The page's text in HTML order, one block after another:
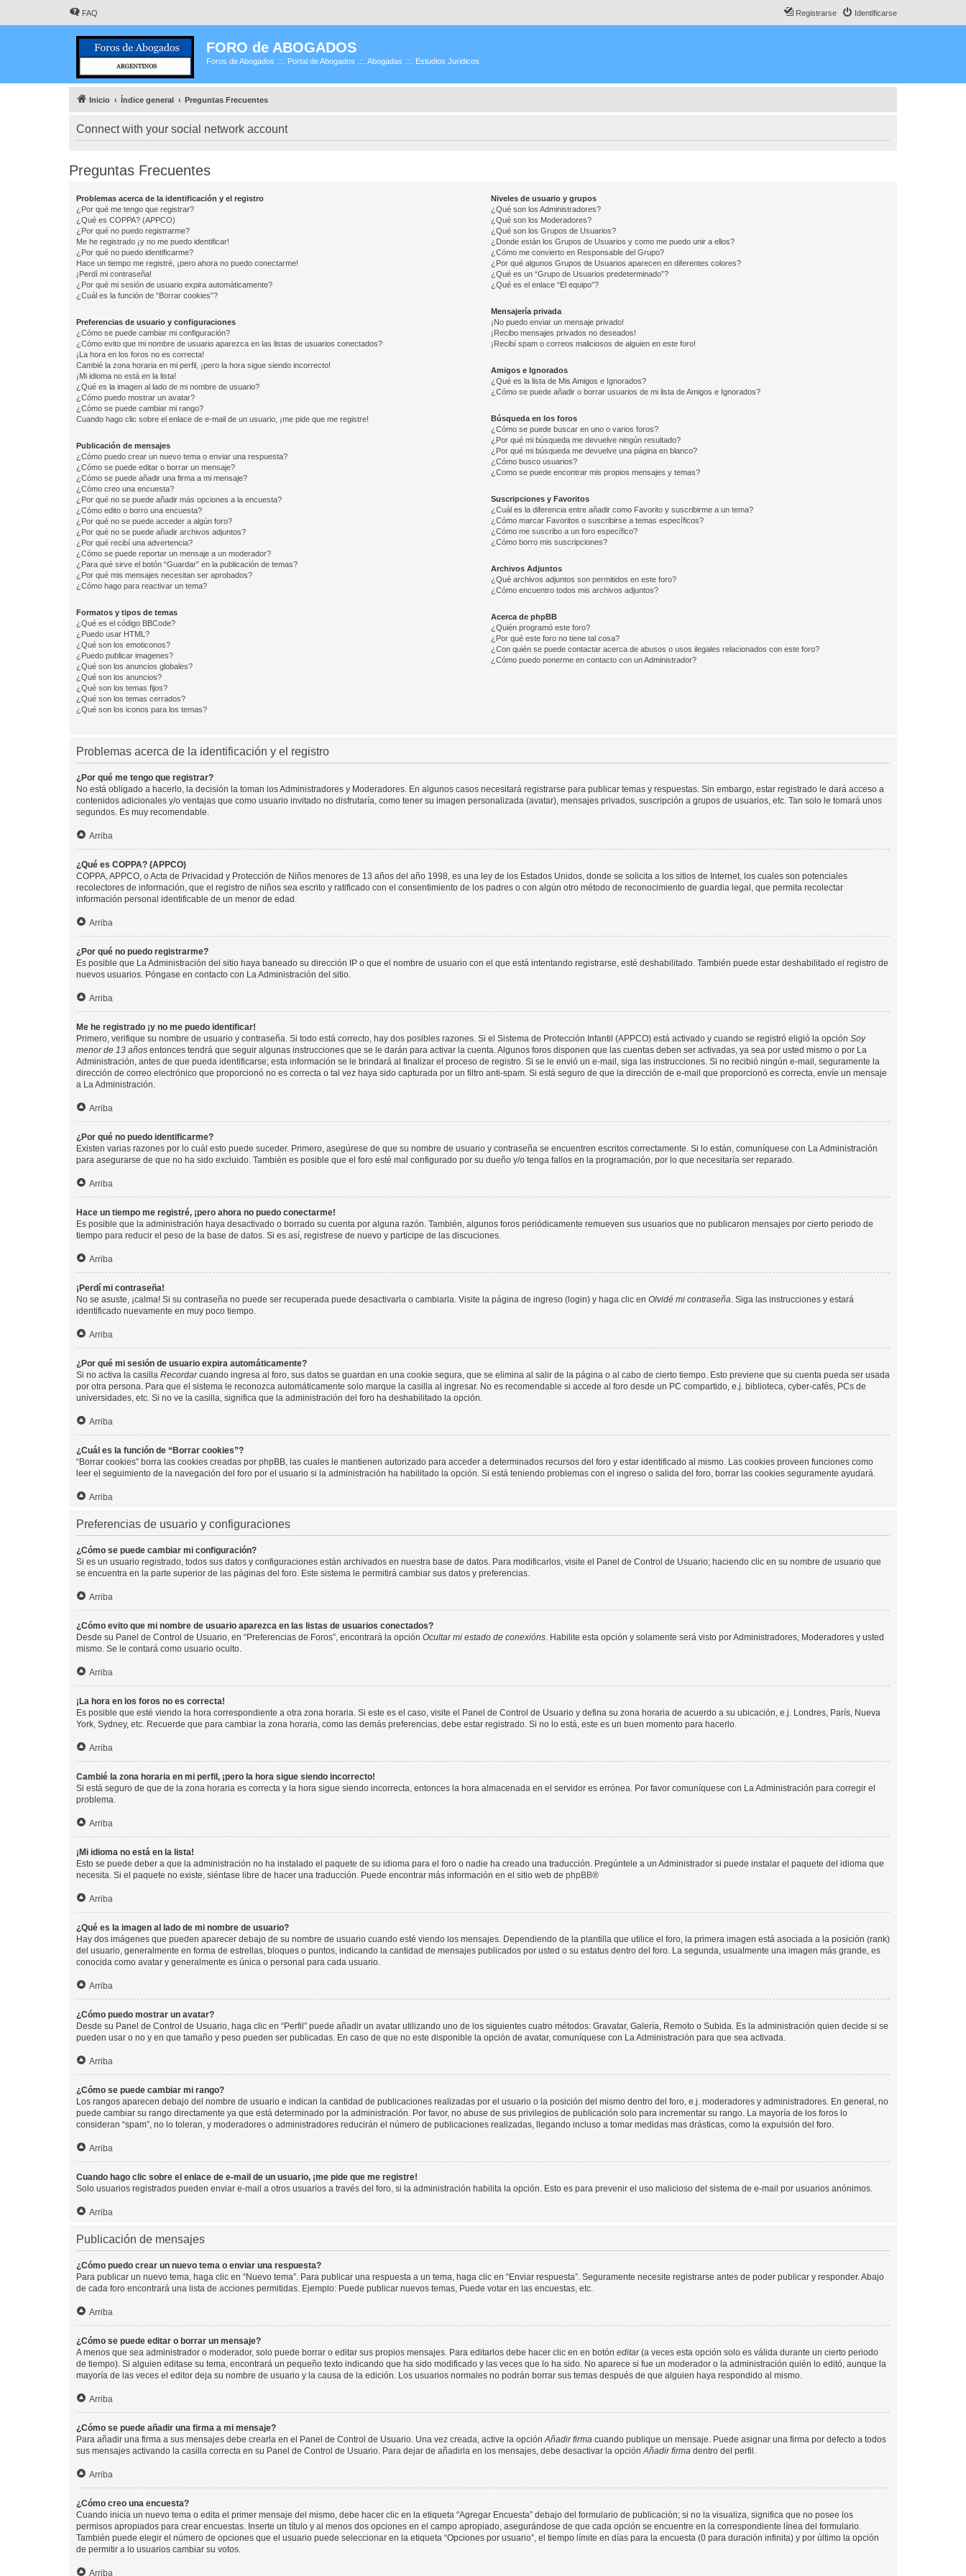
FAQ Identificarse
Registrarse
FORO de ABOGADOS
Foros de Abogados .::. Portal de Abogados .::. Abogadas .::. Estudios Juridicos
Inicio Índice general Preguntas Frecuentes
Connect with your social network account
Preguntas Frecuentes
Problemas acerca de la identificación y el registro
¿Por qué me tengo que registrar?
¿Qué es COPPA? (APPCO)
¿Por qué no puedo registrarme?
Me he registrado ¡y no me puedo identificar!
¿Por qué no puedo identificarme?
Hace un tiempo me registré, ¡pero ahora no puedo conectarme!
¡Perdí mi contraseña!
¿Por qué mi sesión de usuario expira automáticamente?
¿Cuál es la función de “Borrar cookies”?
Preferencias de usuario y configuraciones
¿Cómo se puede cambiar mi configuración?
¿Cómo evito que mi nombre de usuario aparezca en las listas de usuarios conectados?
¡La hora en los foros no es correcta!
Cambié la zona horaria en mi perfil, ¡pero la hora sigue siendo incorrecto!
¡Mi idioma no está en la lista!
¿Qué es la imagen al lado de mi nombre de usuario?
¿Cómo puedo mostrar un avatar?
¿Cómo se puede cambiar mi rango?
Cuando hago clic sobre el enlace de e-mail de un usuario, ¡me pide que me registre!
Publicación de mensajes
¿Cómo puedo crear un nuevo tema o enviar una respuesta?
¿Cómo se puede editar o borrar un mensaje?
¿Cómo se puede añadir una firma a mi mensaje?
¿Cómo creo una encuesta?
¿Por qué no se puede añadir más opciones a la encuesta?
¿Cómo edito o borro una encuesta?
¿Por qué no se puede acceder a algún foro?
¿Por qué no se puede añadir archivos adjuntos?
¿Por qué recibí una advertencia?
¿Cómo se puede reportar un mensaje a un moderador?
¿Para qué sirve el botón “Guardar” en la publicación de temas?
¿Por qué mis mensajes necesitan ser aprobados?
¿Cómo hago para reactivar un tema?
Formatos y tipos de temas
¿Qué es el código BBCode?
¿Puedo usar HTML?
¿Qué son los emoticonos?
¿Puedo publicar imagenes?
¿Qué son los anuncios globales?
¿Qué son los anuncios?
¿Qué son los temas fijos?
¿Qué son los temas cerrados?
¿Qué son los iconos para los temas?
Niveles de usuario y grupos
¿Qué son los Administradores?
¿Qué son los Moderadores?
¿Qué son los Grupos de Usuarios?
¿Donde están los Grupos de Usuarios y como me puedo unir a ellos?
¿Cómo me convierto en Responsable del Grupo?
¿Por qué algunos Grupos de Usuarios aparecen en diferentes colores?
¿Qué es un “Grupo de Usuarios predeterminado”?
¿Qué es el enlace “El equipo”?
Mensajería privada
¡No puedo enviar un mensaje privado!
¡Recibo mensajes privados no deseados!
¡Recibí spam o correos maliciosos de alguien en este foro!
Amigos e Ignorados
¿Qué es la lista de Mis Amigos e Ignorados?
¿Cómo se puede añadir o borrar usuarios de mi lista de Amigos e Ignorados?
Búsqueda en los foros
¿Cómo se puede buscar en uno o varios foros?
¿Por qué mi búsqueda me devuelve ningún resultado?
¿Por qué mi búsqueda me devuelve una página en blanco?
¿Cómo busco usuarios?
¿Como se puede encontrar mis propios mensajes y temas?
Suscripciones y Favoritos
¿Cuál es la diferencia entre añadir como Favorito y suscribirme a un tema?
¿Cómo marcar Favoritos o suscribirse a temas específicos?
¿Cómo me suscribo a un foro específico?
¿Cómo borro mis suscripciones?
Archivos Adjuntos
¿Qué archivos adjuntos son permitidos en este foro?
¿Cómo encuentro todos mis archivos adjuntos?
Acerca de phpBB
¿Quién programó este foro?
¿Por qué este foro no tiene tal cosa?
¿Con quién se puede contactar acerca de abusos o usos ilegales relacionados con este foro?
¿Cómo puedo ponerme en contacto con un Administrador?
Problemas acerca de la identificación y el registro
¿Por qué me tengo que registrar?
No está obligado a hacerlo, la decisión la toman los Administradores y Moderadores. En algunos casos necesitará registrarse para publicar temas y respuestas. Sin embargo, estar registrado le dará acceso a
contenidos adicionales y/o ventajas que como usuario invitado no disfrutaría, como tener su imagen personalizada (avatar), mensajes privados, suscripción a grupos de usuarios, etc. Tan solo le tomará unos
segundos. Es muy recomendable.
Arriba
¿Qué es COPPA? (APPCO)
COPPA, APPCO, o Acta de Privacidad y Protección de Niños menores de 13 años del año 1998, es una ley de los Estados Unidos, donde se solicita a los sitios de Internet, los cuales son potenciales
recolectores de información, que el registro de niños sea escrito y ratificado con el consentimiento de los padres o con algún otro método de reconocimiento de guardia legal, que permita recolectar
información personal identificable de un menor de edad.
Arriba
¿Por qué no puedo registrarme?
Es posible que La Administración del sitio haya baneado su dirección IP o que el nombre de usuario con el que está intentando registrarse, esté deshabilitado. También puede estar deshabilitado el registro de
nuevos usuarios. Póngase en contacto con La Administración del sitio.
Arriba
Me he registrado ¡y no me puedo identificar!
Primero, verifique su nombre de usuario y contraseña. Si todo está correcto, hay dos posibles razones. Si el Sistema de Protección Infantil (APPCO) está activado y cuando se registró eligió la opción Soy
menor de 13 años entonces tendrá que seguir algunas instrucciones que se le darán para activar la cuenta. Algunos foros disponen que las cuentas deben ser activadas, ya sea por usted mismo o por La
Administración, antes de que pueda identificarse; esta información se le brindará al finalizar el proceso de registro. Si se le envió un e-mail, siga las instrucciones. Si no recibió ningún e-mail, seguramente la
dirección de correo electrónico que proporcionó no es correcta o tal vez haya sido capturada por un filtro anti-spam. Si está seguro de que la dirección de e-mail que proporcionó es correcta, envíe un mensaje
a La Administración.
Arriba
¿Por qué no puedo identificarme?
Existen varias razones por lo cuál esto puede suceder. Primero, asegúrese de que su nombre de usuario y contraseña se encuentren escritos correctamente. Si lo están, comuníquese con La Administración
para asegurarse de que no ha sido excluido. También es posible que el foro esté mal configurado por su dueño y/o tenga fallos en la programación, por lo que necesitaría ser reparado.
Arriba
Hace un tiempo me registré, ¡pero ahora no puedo conectarme!
Es posible que la administración haya desactivado o borrado su cuenta por alguna razón. También, algunos foros periódicamente remueven sus usuarios que no publicaron mensajes por cierto periodo de
tiempo para reducir el peso de la base de datos. Si es así, registrese de nuevo y participe de las discuciones.
Arriba
¡Perdí mi contraseña!
No se asuste, ¡calma! Si su contraseña no puede ser recuperada puede desactivarla o cambiarla. Visite la página de ingreso (login) y haga clic en Olvidé mi contraseña. Siga las instrucciones y estará
identificado nuevamente en muy poco tiempo.
Arriba
¿Por qué mi sesión de usuario expira automáticamente?
Si no activa la casilla Recordarcuando ingresa al foro, sus datos se guardan en una cookie segura, que se elimina al salir de la página o al cabo de cierto tiempo. Esto previene que su cuenta pueda ser usada
por otra persona. Para que el sistema le reconozca automáticamente solo marque la casilla al ingresar. No es recomendable si accede al foro desde un PC compartido, e.j. biblioteca, cyber-cafés, PCs de
universidades, etc. Si no ve la casilla, significa que la administración del foro ha deshabilitado la opción.
Arriba
¿Cuál es la función de “Borrar cookies”?
“Borrar cookies” borra las cookies creadas por phpBB, las cuales le mantienen autorizado para acceder a determinados recursos del foro y estar identificado al mismo. Las cookies proveen funciones como
leer el seguimiento de la navegación del foro por el usuario si la administración ha habilitado la opción. Si está teniendo problemas con el ingreso o salida del foro, borrar las cookies seguramente ayudará.
Arriba
Preferencias de usuario y configuraciones
¿Cómo se puede cambiar mi configuración?
Si es un usuario registrado, todos sus datos y configuraciones están archivados en nuestra base de datos. Para modificarlos, visite el Panel de Control de Usuario; haciendo clic en su nombre de usuario que
se encuentra en la parte superior de las páginas del foro. Este sistema le permitirá cambiar sus datos y preferencias.
Arriba
¿Cómo evito que mi nombre de usuario aparezca en las listas de usuarios conectados?
Desde su Panel de Control de Usuario, en “Preferencias de Foros”, encontrará la opción Ocultar mi estado de conexións. Habilite esta opción y solamente será visto por Administradores, Moderadores y usted
mismo. Se le contará como usuario oculto.
Arriba
¡La hora en los foros no es correcta!
Es posible que esté viendo la hora correspondiente a otra zona horaria. Si este es el caso, visite el Panel de Control de Usuario y defina su zona horaria de acuerdo a su ubicación, e.j. Londres, París, Nueva
York, Sydney, etc. Recuerde que para cambiar la zona horaria, como las demás preferencias, debe estar registrado. Si no lo está, este es un buen momento para hacerlo.
Arriba
Cambié la zona horaria en mi perfil, ¡pero la hora sigue siendo incorrecto!
Si está seguro de que de la zona horaria es correcta y la hora sigue siendo incorrecta, entonces la hora almacenada en el servidor es errónea. Por favor comuníquese con La Administración para corregir el
problema.
Arriba
¡Mi idioma no está en la lista!
Esto se puede deber a que la administración no ha instalado el paquete de su idioma para el foro o nadie ha creado una traducción. Pregúntele a un Administrador si puede instalar el paquete del idioma que
necesita. Si el paquete no existe, siéntase libre de hacer una traducción. Puede encontrar más información en el sitio web de phpBB®
Arriba
¿Qué es la imagen al lado de mi nombre de usuario?
Hay dos imágenes que pueden aparecer debajo de su nombre de usuario cuando esté viendo los mensajes. Dependiendo de la plantilla que utilice el foro, la primera imagen está asociada a la posición (rank)
del usuario, generalmente en forma de estrellas, bloques o puntos, indicando la cantidad de mensajes publicados por usted o su estatus dentro del foro. La segunda, usualmente una imagen más grande, es
conocida como avatar y generalmente es única o personal para cada usuario.
Arriba
¿Cómo puedo mostrar un avatar?
Desde su Panel de Control de Usuario, haga clic en “Perfil” puede añadir un avatar utilizando uno de los siguientes cuatro métodos: Gravatar, Galería, Remoto o Subida. Es la administración quien decide si se
pueden usar o no y en que tamaño y peso pueden ser publicadas. En caso de que no este disponible la opción de avatar, comuníquese con La Administración para que sea activada.
Arriba
¿Cómo se puede cambiar mi rango?
Los rangos aparecen debajo del nombre de usuario e indican la cantidad de publicaciones realizadas por el usuario o la posición del mismo dentro del foro, e.j. moderadores y administradores. En general, no
puede cambiar su rango directamente ya que está determinado por la administración. Por favor, no abuse de sus privilegios de publicación solo para incrementar su rango. La mayoría de los foros lo
consideran “spam”, no lo toleran, y moderadores o administradores reducirán el número de publicaciones realizadas, llegando incluso a tomar medidas mas drásticas, como la expulsión del foro.
Arriba
Cuando hago clic sobre el enlace de e-mail de un usuario, ¡me pide que me registre!
Solo usuarios registrados pueden enviar e-mail a otros usuarios a través del foro, si la administración habilita la opción. Esto es para prevenir el uso malicioso del sistema de e-mail por usuarios anónimos.
Arriba
Publicación de mensajes
¿Cómo puedo crear un nuevo tema o enviar una respuesta?
Para publicar un nuevo tema, haga clic en “Nuevo tema”. Para publicar una respuesta a un tema, haga clic en “Enviar respuesta”. Seguramente necesite registrarse antes de poder publicar y responder. Abajo
de cada foro encontrará una lista de acciones permitidas. Ejemplo: Puede publicar nuevos temas, Puede votar en las encuestas, etc.
Arriba
¿Cómo se puede editar o borrar un mensaje?
A menos que sea administrador o moderador, solo puede borrar o editar sus propios mensajes. Para editarlos debe hacer clic en en botón editar(a veces esta opción solo es válida durante un cierto periodo
de tiempo). Si alguien editase su tema, encontrará un pequeño texto indicando que ha sido modificado y las veces que lo ha sido. No aparece si fue un moderador o la administración quién lo editó, aunque la
mayoría de las veces el editor deja su nombre de usuario y la causa de la edición. Los usuarios normales no podrán borrar sus temas después de que alguien haya respondido al mismo.
Arriba
¿Cómo se puede añadir una firma a mi mensaje?
Para añadir una firma a sus mensajes debe crearla en el Panel de Control de Usuario. Una vez creada, active la opciónAñadir firma cuando publique un mensaje. Puede asignar una firma por defecto a todos
sus mensajes activando la casilla correcta en su Panel de Control de Usuario. Para dejar de añadirla en los mensajes, debe desactivar la opciónAñadir firma dentro del perfil.
Arriba
¿Cómo creo una encuesta?
Cuando inicia un nuevo tema o edita el primer mensaje del mismo, debe hacer clic en la etiqueta “Agregar Encuesta” debajo del formulario de publicación; si no la visualiza, significa que no posee los
permisos apropiados para crear encuestas. Inserte un título y al menos dos opciones en el campo apropiado, asegurándose de que cada opción se encuentre en la correspondiente línea del formulario.
También puede elegir el número de opciones que el usuario puede seleccionar en la etiqueta “Opciones por usuario”, el tiempo límite en días para la encuesta (0 para duración infinita) y por último la opción
de permitir a lo usuarios cambiar su votos.
Arriba